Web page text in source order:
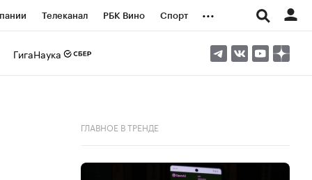
Телеканал РБК Вино Спорт ...
ГигаНаука
ГЛАВНОЕ В ТРЕНДЕ